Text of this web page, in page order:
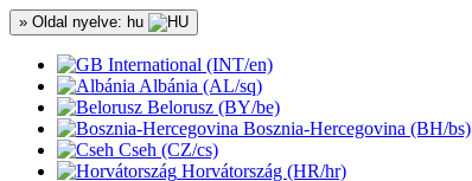
» Oldal nyelve: hu
International (INT/en)
Albánia (AL/sq)
Belorusz (BY/be)
Bosznia-Hercegovina (BH/bs)
Cseh (CZ/cs)
Horvátország (HR/hr)